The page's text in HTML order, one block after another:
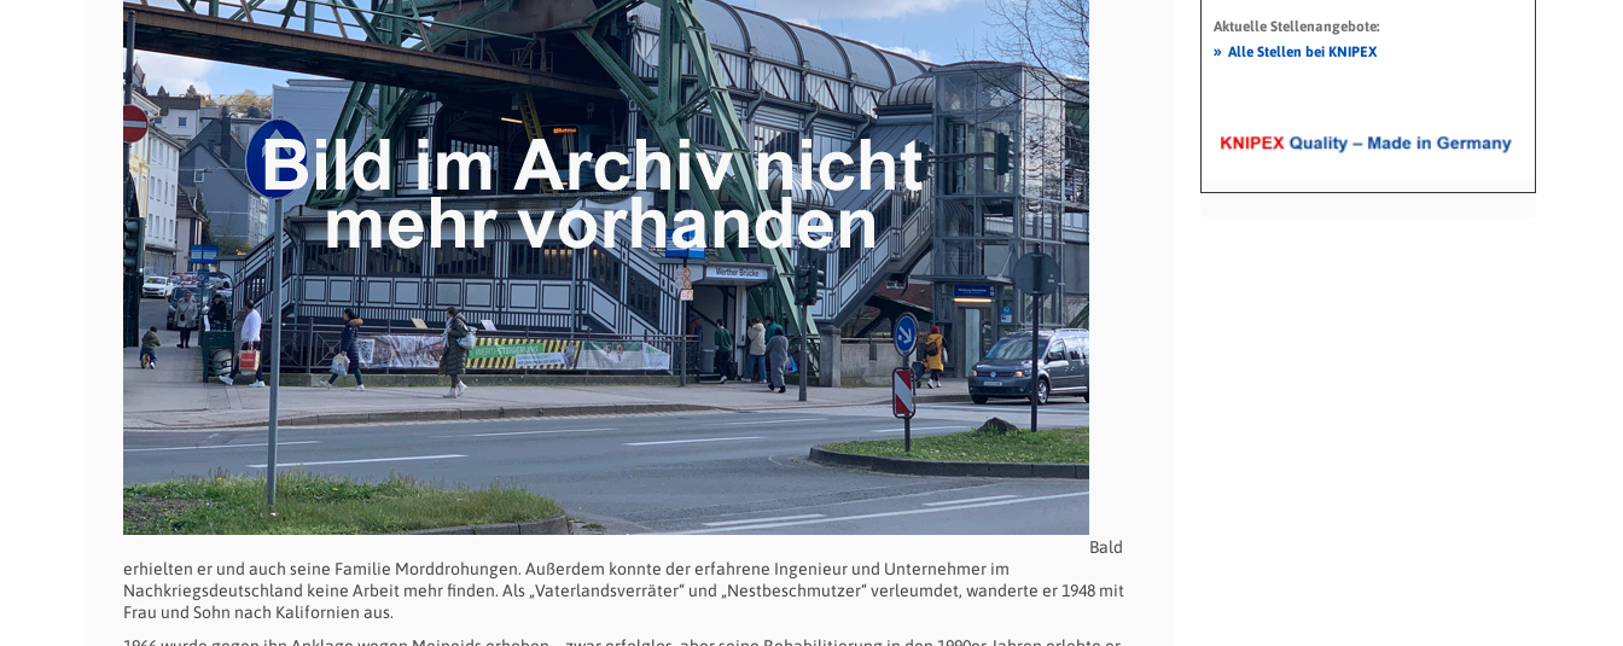
Bald
erhielten er und auch seine Familie Morddrohungen. Außerdem konnte der erfahrene Ingenieur und Unternehmer im
Nachkriegsdeutschland keine Arbeit mehr finden. Als „Vaterlandsverräter“ und „Nestbeschmutzer“ verleumdet, wanderte er 1948 mit
Frau und Sohn nach Kalifornien aus.
Aktuelle Stellenangebote:
» Alle Stellen bei KNIPEX